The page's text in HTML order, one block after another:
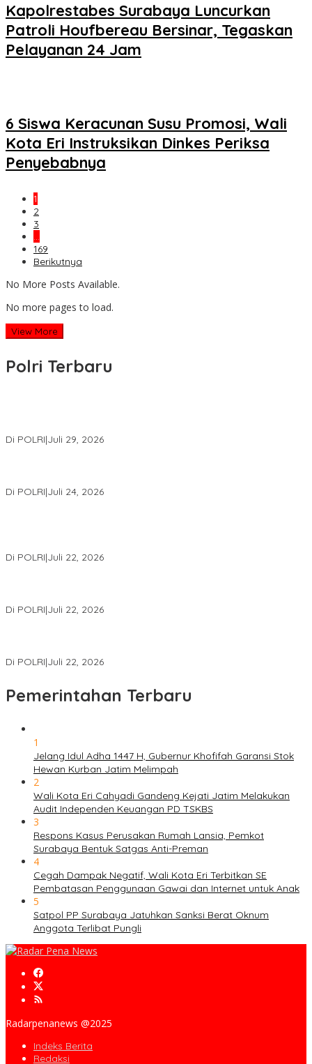
Kapolrestabes Surabaya Luncurkan
Patroli Houfbereau Bersinar, Tegaskan
Pelayanan 24 Jam
6 Siswa Keracunan Susu Promosi, Wali
Kota Eri Instruksikan Dinkes Periksa
Penyebabnya
1
2
3
…
169
Berikutnya
No More Posts Available.
No more pages to load.
View More
Polri Terbaru
Di POLRI|Juli 29, 2026
Di POLRI|Juli 24, 2026
Di POLRI|Juli 22, 2026
Di POLRI|Juli 22, 2026
Di POLRI|Juli 22, 2026
Pemerintahan Terbaru
1
Jelang Idul Adha 1447 H, Gubernur Khofifah Garansi Stok
Hewan Kurban Jatim Melimpah
2
Wali Kota Eri Cahyadi Gandeng Kejati Jatim Melakukan
Audit Independen Keuangan PD TSKBS
3
Respons Kasus Perusakan Rumah Lansia, Pemkot
Surabaya Bentuk Satgas Anti-Preman
4
Cegah Dampak Negatif, Wali Kota Eri Terbitkan SE
Pembatasan Penggunaan Gawai dan Internet untuk Anak
5
Satpol PP Surabaya Jatuhkan Sanksi Berat Oknum
Anggota Terlibat Pungli
Radarpenanews @2025
Indeks Berita
Redaksi